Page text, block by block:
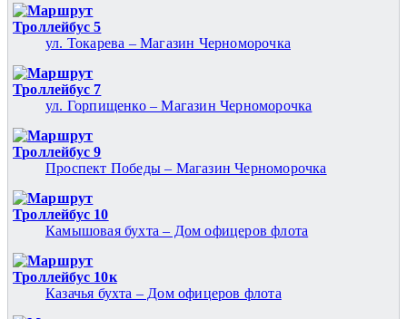
Троллейбус 5
ул. Токарева – Магазин Черноморочка
Троллейбус 7
ул. Горпищенко – Магазин Черноморочка
Троллейбус 9
Проспект Победы – Магазин Черноморочка
Троллейбус 10
Камышовая бухта – Дом офицеров флота
Троллейбус 10к
Казачья бухта – Дом офицеров флота